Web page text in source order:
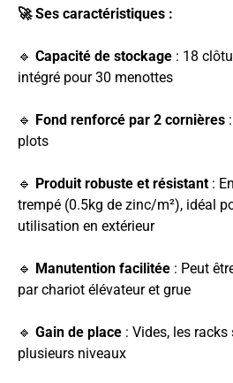
🚀 Ses caractéristiques :
🔹 Capacité de stockage : 18
intégré pour 30 menottes
🔹 Fond renforcé par 2 cornières
plots
🔹 Produit robuste et résistant :
trempé (0.5kg de zinc/m²), idéal
utilisation en extérieur
🔹 Manutention facilitée : Peut
par chariot élévateur et grue
🔹 Gain de place : Vides, les
plusieurs niveaux